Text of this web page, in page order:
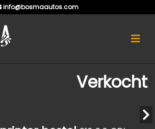
info@bosmaautos.com
Verkocht